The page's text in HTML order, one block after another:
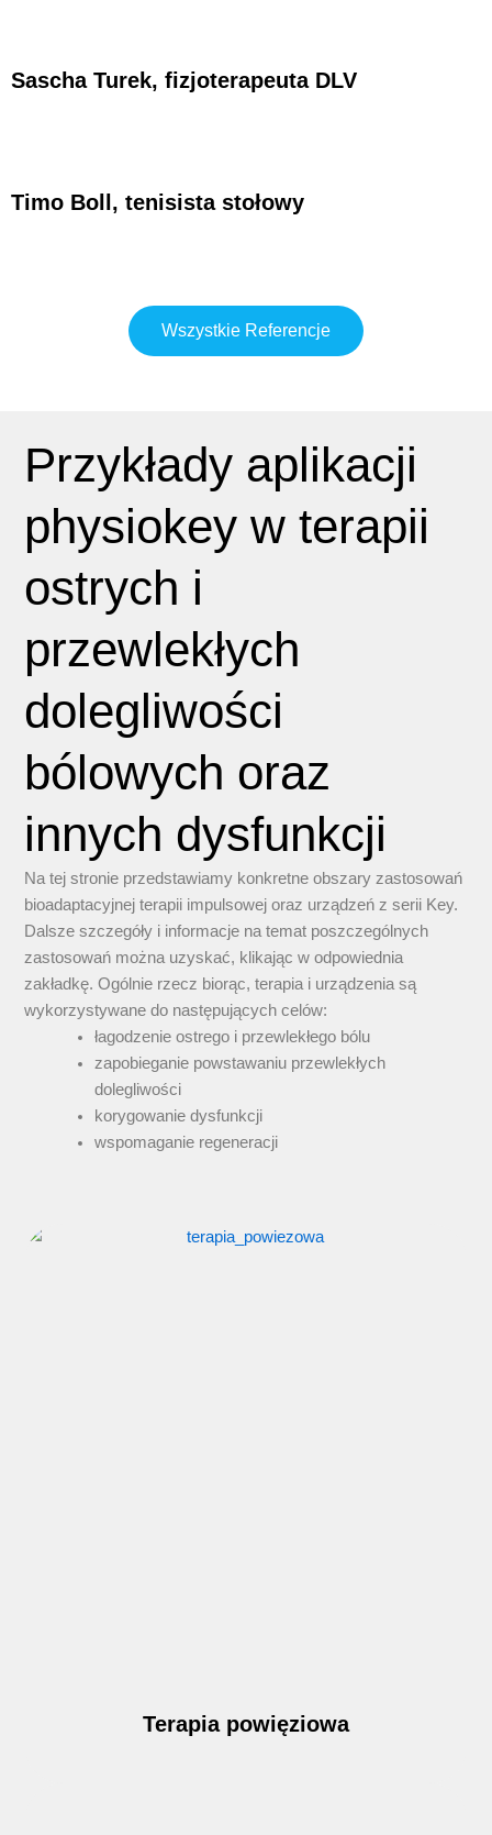
Sascha Turek, fizjoterapeuta DLV
Timo Boll, tenisista stołowy
Wszystkie Referencje
Przykłady aplikacji
physiokey w terapii
ostrych i
przewlekłych
dolegliwości
bólowych oraz
innych dysfunkcji
Na tej stronie przedstawiamy konkretne obszary zastosowań
bioadaptacyjnej terapii impulsowej oraz urządzeń z serii Key.
Dalsze szczegóły i informacje na temat poszczególnych
zastosowań można uzyskać, klikając w odpowiednia
zakładkę. Ogólnie rzecz biorąc, terapia i urządzenia są
wykorzystywane do następujących celów:
łagodzenie ostrego i przewlekłego bólu
zapobieganie powstawaniu przewlekłych
dolegliwości
korygowanie dysfunkcji
wspomaganie regeneracji
Terapia powięziowa